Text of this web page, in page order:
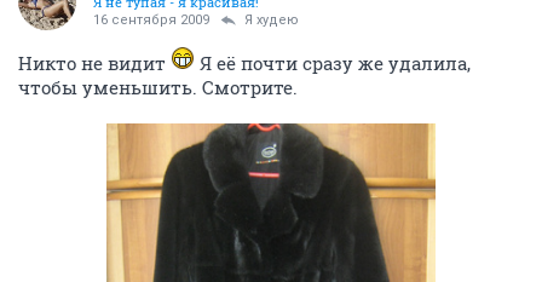
16 сентября 2009 Я худею
Никто не видит
Я её почти сразу же удалила,
чтобы уменьшить. Смотрите.